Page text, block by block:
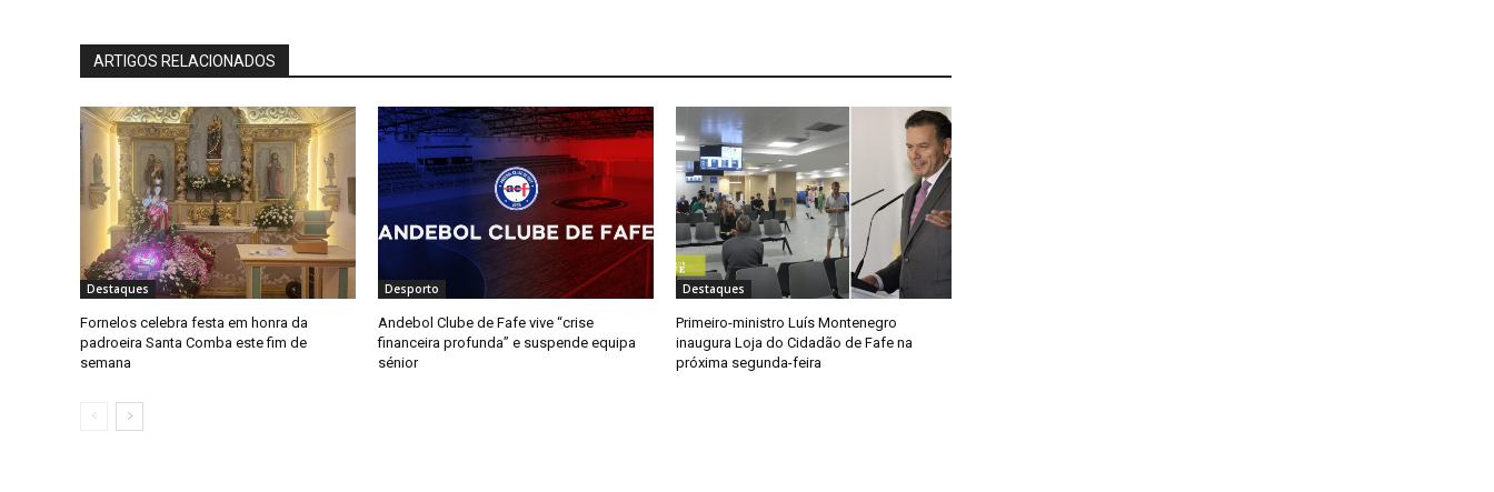
ARTIGOS RELACIONADOS
Destaques
Fornelos celebra festa em honra da
padroeira Santa Comba este fim de
semana
Desporto
Andebol Clube de Fafe vive “crise
financeira profunda” e suspende equipa
sénior
Destaques
Primeiro-ministro Luís Montenegro
inaugura Loja do Cidadão de Fafe na
próxima segunda-feira